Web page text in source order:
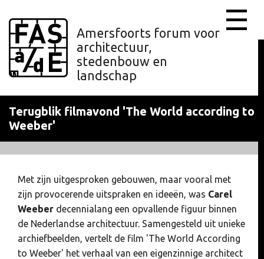
Amersfoorts forum voor
architectuur,
stedenbouw en
landschap
☰
Terugblik filmavond 'The World according to
Weeber'
Met zijn uitgesproken gebouwen, maar vooral met
zijn provocerende uitspraken en ideeën, was Carel
Weeber decennialang een opvallende figuur binnen
de Nederlandse architectuur. Samengesteld uit unieke
archiefbeelden, vertelt de film 'The World According
to Weeber' het verhaal van een eigenzinnige architect